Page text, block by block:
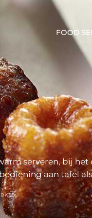
FOOD
serveren, bij
aan tafel